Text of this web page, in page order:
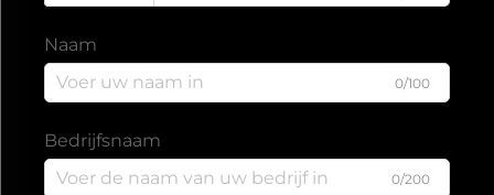
Naam
0/100
Bedrijfsnaam
0/200